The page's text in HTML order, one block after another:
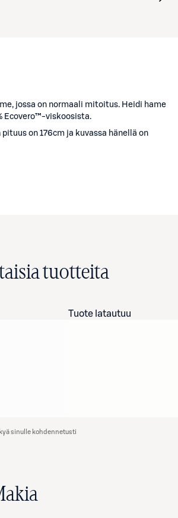
jossa on normaali mitoitus. Heidi hame
Ecovero™-viskoosista.
on 176cm ja kuvassa hänellä on
tuotteita
Tuote latautuu
sinulle kohdennetusti